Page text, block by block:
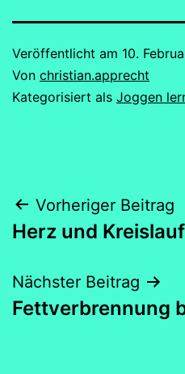
Veröffentlicht am 10.
Von christian.apprecht
Kategorisiert als Joggen
Vorheriger Beitrag
Herz und
Nächster Beitrag
Fettverbrennung